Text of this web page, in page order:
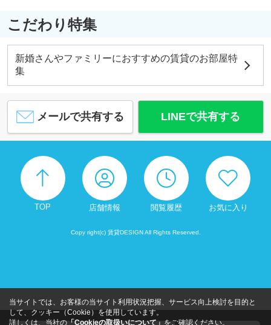
こだわり特集
新婚さんやファミリーにおすすめの賃貸のお部屋特
集
メールで共有する LINEで共有する
TOP 店舗情報 閲覧履歴 お気に入り
Copy right(c) 賃貸DESIGN All Rights Reserved.
当サイトでは、お客様の当サイト利用状況把握、サービス向上検討を目的と
して、クッキー（Cookie）を使用しています。
詳しくは、当社の 「Cookieの取扱いについて」 をご確認ください。